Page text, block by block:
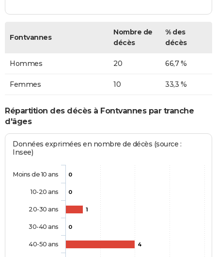
Fontvannes
Nombre de
décès
% des
décès
Hommes 20 66,7 %
Femmes 10 33,3 %
Répartition des décès à Fontvannes par tranche
d'âges
Données exprimées en nombre de décès (source :
Insee)
0
0
1
0
4
Moins de 10 ans
10-20 ans
20-30 ans
30-40 ans
40-50 ans